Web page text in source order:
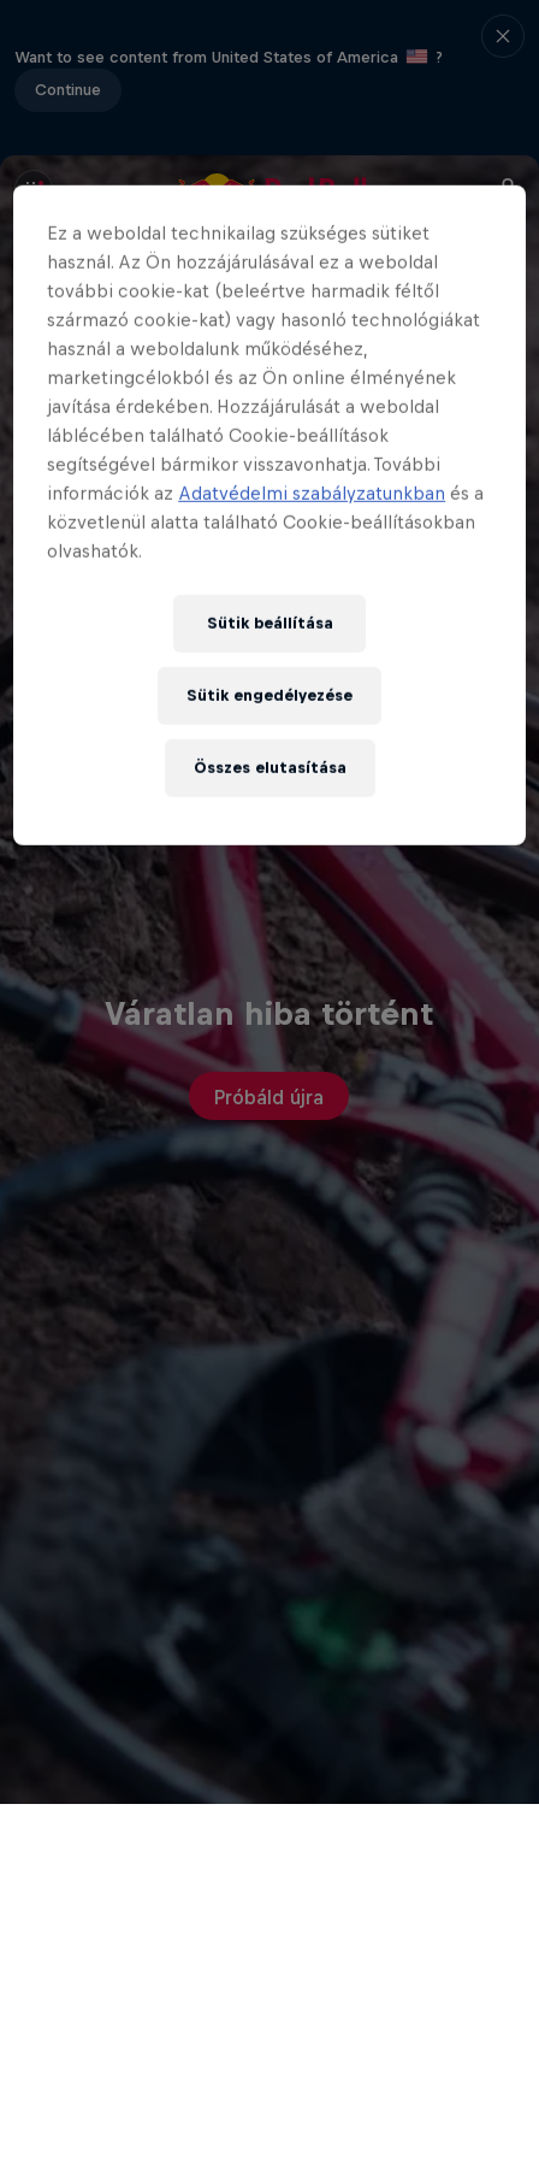
Want to see content from United States of America
?
Continue
Váratlan hiba történt
Próbáld újra
Ez a weboldal technikailag szükséges sütiket
használ. Az Ön hozzájárulásával ez a weboldal
további cookie-kat (beleértve harmadik féltől
származó cookie-kat) vagy hasonló technológiákat
használ a weboldalunk működéséhez,
marketingcélokból és az Ön online élményének
javítása érdekében. Hozzájárulását a weboldal
láblécében található Cookie-beállítások
segítségével bármikor visszavonhatja. További
információk az Adatvédelmi szabályzatunkban és a
közvetlenül alatta található Cookie-beállításokban
olvashatók.
Sütik beállítása
Összes elutasítása
Sütik engedélyezése